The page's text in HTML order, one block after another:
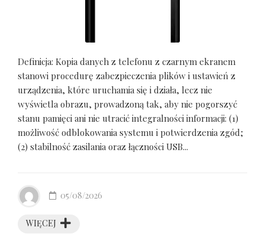
Definicja: Kopia danych z telefonu z czarnym ekranem
stanowi procedurę zabezpieczenia plików i ustawień z
urządzenia, które uruchamia się i działa, lecz nie
wyświetla obrazu, prowadzoną tak, aby nie pogorszyć
stanu pamięci ani nie utracić integralności informacji: (1)
możliwość odblokowania systemu i potwierdzenia zgód;
(2) stabilność zasilania oraz łączności USB...
WIĘCEJ
05/08/2026